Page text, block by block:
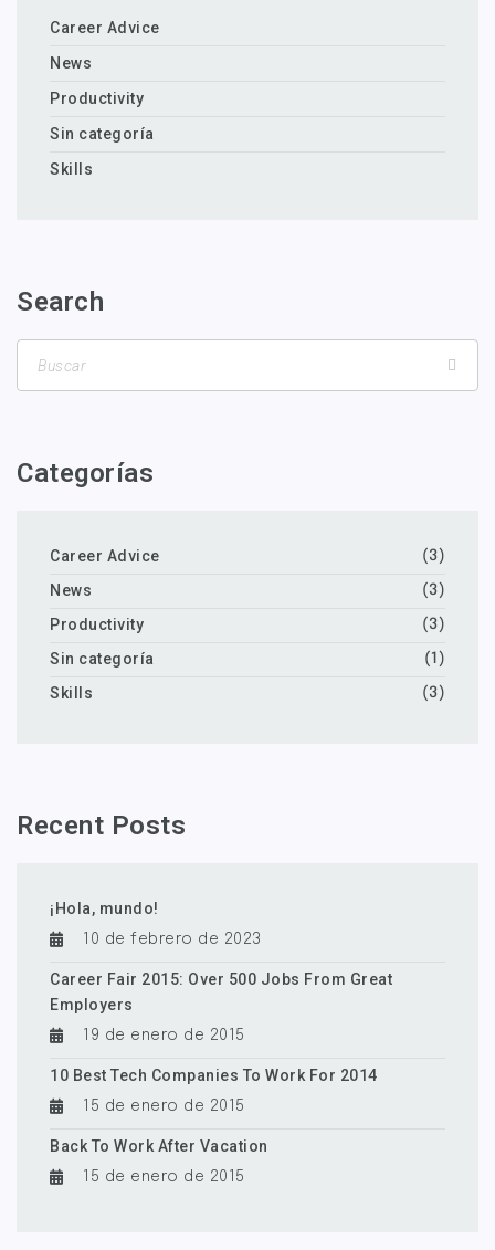
Career Advice
News
Productivity
Sin categoría
Skills
Search
Categorías
Career Advice (3)
News (3)
Productivity (3)
Sin categoría (1)
Skills (3)
Recent Posts
¡Hola, mundo!
10 de febrero de 2023
Career Fair 2015: Over 500 Jobs From Great
Employers
19 de enero de 2015
10 Best Tech Companies To Work For 2014
15 de enero de 2015
Back To Work After Vacation
15 de enero de 2015